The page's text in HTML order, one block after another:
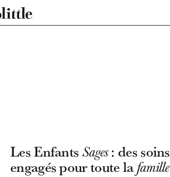
Les Enfants Sages: des soins
engagés pour toute lafamille